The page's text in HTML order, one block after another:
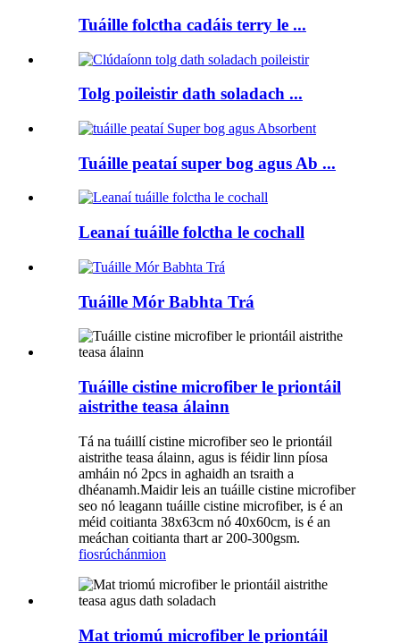
Tuáille folctha cadáis terry le ...
Tolg poileistir dath soladach ...
Tuáille peataí super bog agus Ab ...
Leanaí tuáille folctha le cochall
Tuáille Mór Babhta Trá
Tuáille cistine microfiber le priontáil
aistrithe teasa álainn
Tá na tuáillí cistine microfiber seo le priontáil
aistrithe teasa álainn, agus is féidir linn píosa
amháin nó 2pcs in aghaidh an tsraith a
dhéanamh.Maidir leis an tuáille cistine microfiber
seo nó leagann tuáille cistine microfiber, is é an
méid coitianta 38x63cm nó 40x60cm, is é an
meáchan coitianta thart ar 200-300gsm.
fiosrúchánmion
Mat triomú microfiber le priontáil